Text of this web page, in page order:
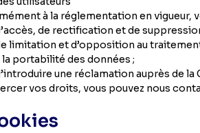
à la réglementation en vigueur,
de rectification et de
limitation et d’opposition au
la portabilité des données ;
une réclamation auprès de la
vos droits, vous pouvez nous